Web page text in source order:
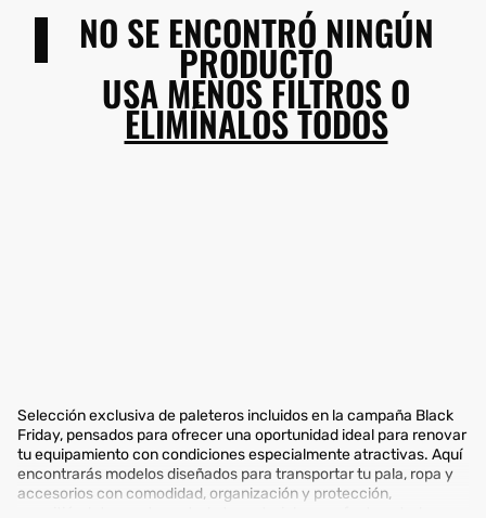
NO SE ENCONTRÓ NINGÚN
PRODUCTO
USA MENOS FILTROS O
ELIMÍNALOS TODOS
Selección exclusiva de paleteros incluidos en la campaña Black
Friday, pensados para ofrecer una oportunidad ideal para renovar
tu equipamiento con condiciones especialmente atractivas. Aquí
encontrarás modelos diseñados para transportar tu pala, ropa y
accesorios con comodidad, organización y protección,